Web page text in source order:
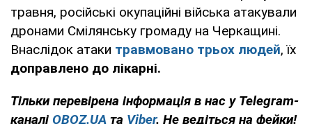
травня, російські окупаційні війська атакували
дронами Смілянську громаду на Черкащині.
Внаслідок атаки травмовано трьох людей, їх
доправлено до лікарні.
Тільки перевірена інформація в нас у Telegram-
каналі OBOZ.UA та Viber. Не ведіться на фейки!